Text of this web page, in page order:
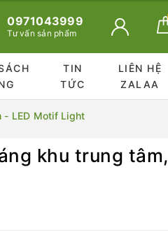
0971043999
Tư vấn sản phẩm
TIN
TỨC
LIÊN HỆ
ZALAA
- LED Motif Light
khu trung tâm,